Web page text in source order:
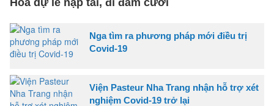
Hóa dự lễ nạp tài, đi đám cưới
Nga tìm ra phương pháp mới điều trị
Covid-19
Viện Pasteur Nha Trang nhận hỗ trợ xét
nghiệm Covid-19 trở lại